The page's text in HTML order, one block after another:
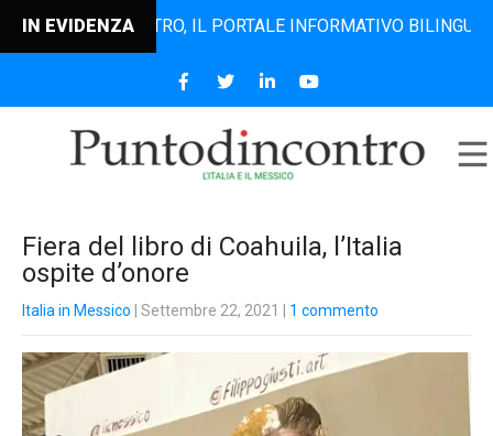
IN EVIDENZA IL PORTALE INFORMATIVO BILINGUE
Fiera del libro di Coahuila, l’Italia
ospite d’onore
Italia in Messico | Settembre 22, 2021 1 commento